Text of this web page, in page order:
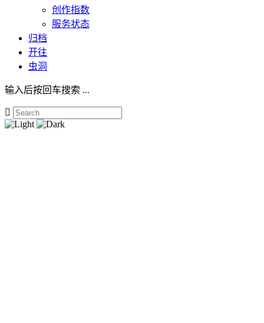
创作指数
服务状态
归档
开往
虫洞
输入后按回车搜索 ...
